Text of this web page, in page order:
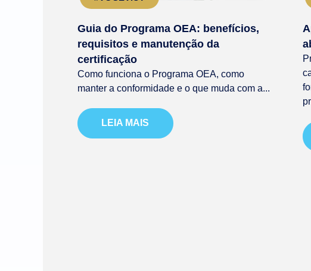
Guia do Programa OEA: benefícios,
requisitos e manutenção da
certificação
Como funciona o Programa OEA, como
manter a conformidade e o que muda com a...
LEIA MAIS